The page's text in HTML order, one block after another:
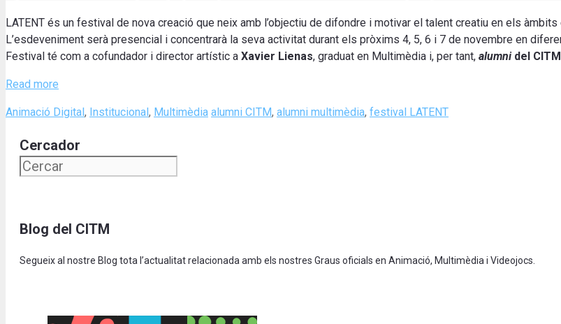
LATENT és un festival de nova creació que neix amb l’objectiu de difondre i motivar el talent creatiu en els
L’esdeveniment serà presencial i concentrarà la seva activitat durant els pròxims 4, 5, 6 i 7 de novembre en
Festival té com a cofundador i director artístic a Xavier Lienas, graduat en Multimèdia i, per tant, alumnidel CITM
Read more
Categories
Animació Digital, Institucional, Multimèdia Tags
alumni CITM, alumni multimèdia, festival LATENT
Cercador
Blog del CITM
Segueix al nostre Blog tota l’actualitat relacionada amb els nostres Graus oficials en Animació, Multimèdia i Videojocs.